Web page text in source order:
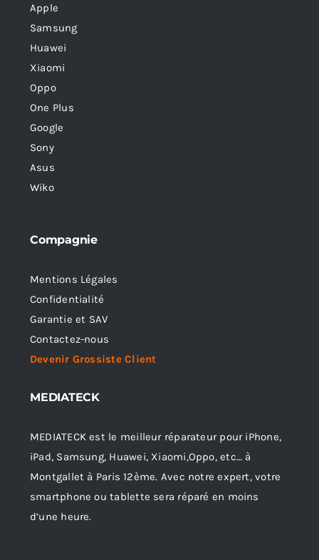
Apple
Samsung
Huawei
Xiaomi
Oppo
One Plus
Google
Sony
Asus
Wiko
Compagnie
Mentions Légales
Confidentialité
Garantie et SAV
Contactez-nous
Devenir Grossiste Client
MEDIATECK
MEDIATECK est le meilleur réparateur pour iPhone,
iPad, Samsung, Huawei, Xiaomi,Oppo, etc… à
Montgallet à Paris 12ème. Avec notre expert, votre
smartphone ou tablette sera réparé en moins
d’une heure.